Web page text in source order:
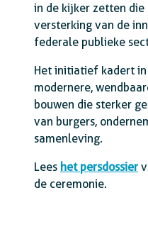
in de kijker zetten die
versterking van de
federale publieke
Het initiatief kadert
modernere,
bouwen die sterker
van burgers,
samenleving.
Lees het persdossier
de ceremonie.